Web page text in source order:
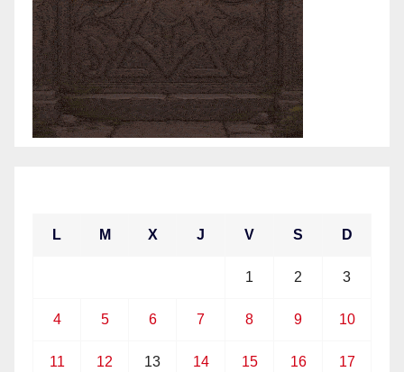
L M X J V S D
1 2 3
4 5 6 7 8 9 10
11 12 13 14 15 16 17